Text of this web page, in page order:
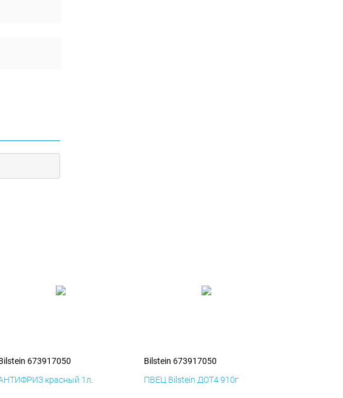
673917050
красный 1л.
Bilstein 673917050
ПВЕЦ Bilstein ДОТ4 910г